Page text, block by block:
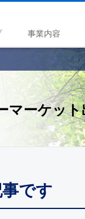
事業内容
マーケッ
です